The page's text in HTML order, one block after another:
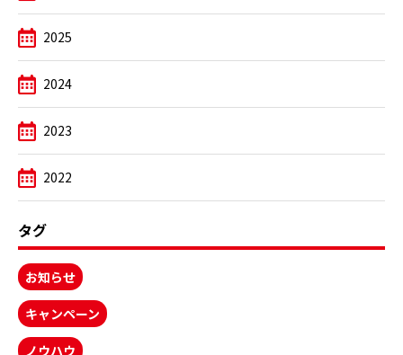
2025
2024
2023
2022
タグ
お知らせ
キャンペーン
ノウハウ